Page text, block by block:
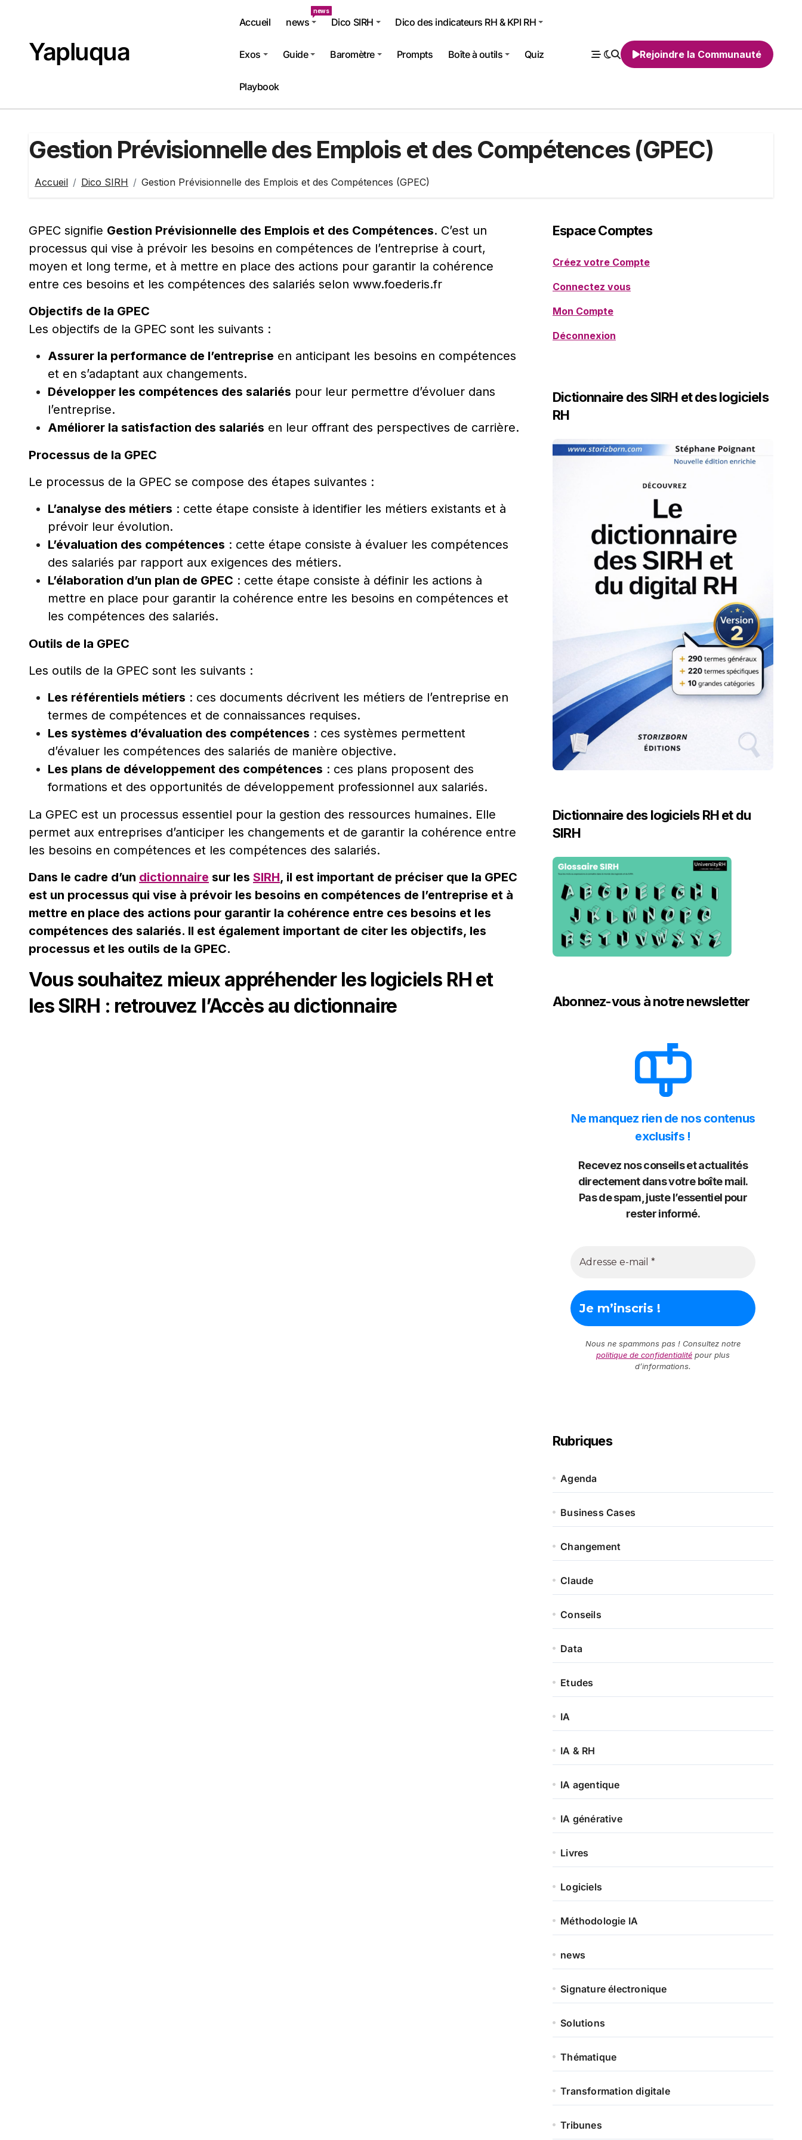
Yapluqua
Accueil news
news
Dico SIRH Dico des indicateurs RH & KPI RH
Exos Guide Baromètre Prompts Boîte à outils Quiz
Playbook
Rejoindre la Communauté
Gestion Prévisionnelle des Emplois et des Compétences (GPEC)
Accueil Dico SIRH Gestion Prévisionnelle des Emplois et des Compétences (GPEC)
GPEC signifie Gestion Prévisionnelle des Emplois et des Compétences. C’est un
processus qui vise à prévoir les besoins en compétences de l’entreprise à court,
moyen et long terme, et à mettre en place des actions pour garantir la cohérence
entre ces besoins et les compétences des salariés selon www.foederis.fr
Objectifs de la GPEC
Les objectifs de la GPEC sont les suivants :
Assurer la performance de l’entreprise en anticipant les besoins en compétences
et en s’adaptant aux changements.
Développer les compétences des salariés pour leur permettre d’évoluer dans
l’entreprise.
Améliorer la satisfaction des salariés en leur offrant des perspectives de carrière.
Processus de la GPEC
Le processus de la GPEC se compose des étapes suivantes :
L’analyse des métiers : cette étape consiste à identifier les métiers existants et à
prévoir leur évolution.
L’évaluation des compétences : cette étape consiste à évaluer les compétences
des salariés par rapport aux exigences des métiers.
L’élaboration d’un plan de GPEC : cette étape consiste à définir les actions à
mettre en place pour garantir la cohérence entre les besoins en compétences et
les compétences des salariés.
Outils de la GPEC
Les outils de la GPEC sont les suivants :
Les référentiels métiers : ces documents décrivent les métiers de l’entreprise en
termes de compétences et de connaissances requises.
Les systèmes d’évaluation des compétences : ces systèmes permettent
d’évaluer les compétences des salariés de manière objective.
Les plans de développement des compétences : ces plans proposent des
formations et des opportunités de développement professionnel aux salariés.
La GPEC est un processus essentiel pour la gestion des ressources humaines. Elle
permet aux entreprises d’anticiper les changements et de garantir la cohérence entre
les besoins en compétences et les compétences des salariés.
Dans le cadre d’un dictionnaire sur les SIRH, il est important de préciser que la GPEC
est un processus qui vise à prévoir les besoins en compétences de l’entreprise et à
mettre en place des actions pour garantir la cohérence entre ces besoins et les
compétences des salariés. Il est également important de citer les objectifs, les
processus et les outils de la GPEC.
Vous souhaitez mieux appréhender les logiciels RH et
les SIRH : retrouvez l’Accès au dictionnaire
Espace Comptes
Créez votre Compte
Connectez vous
Mon Compte
Déconnexion
Dictionnaire des SIRH et des logiciels
RH
Dictionnaire des logiciels RH et du
SIRH
Abonnez-vous à notre newsletter
Ne manquez rien de nos contenus
exclusifs !
Recevez nos conseils et actualités
directement dans votre boîte mail.
Pas de spam, juste l’essentiel pour
rester informé.
Nous ne spammons pas ! Consultez notre
politique de confidentialité pour plus
d’informations.
Rubriques
Agenda
Business Cases
Changement
Claude
Conseils
Data
Etudes
IA
IA & RH
IA agentique
IA générative
Livres
Logiciels
Méthodologie IA
news
Signature électronique
Solutions
Thématique
Transformation digitale
Tribunes